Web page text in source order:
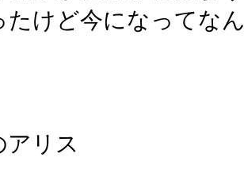
たけど今になってな
アリス